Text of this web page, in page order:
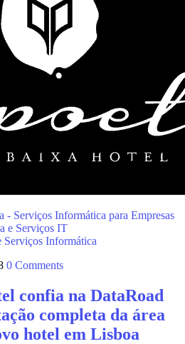
- Serviços Informática para Empresas
e Serviços IT
Serviços Informática
0 Comments
confia na DataRoad
completa da área
hotel em Lisboa